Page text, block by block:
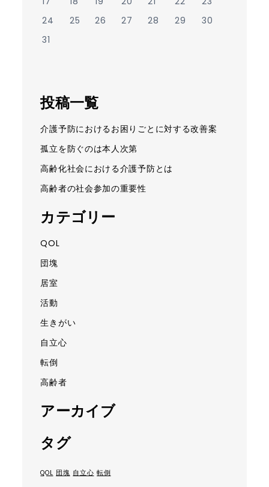
24
25 26 27 28 29
30
31
投稿一覧
介護予防におけるお困りごとに対する改善案
孤立を防ぐのは本人次第
高齢化社会における介護予防とは
高齢者の社会参加の重要性
カテゴリー
QOL
団塊
居室
活動
生きがい
自立心
転倒
高齢者
アーカイブ
タグ
QOL 団塊 自立心 転倒